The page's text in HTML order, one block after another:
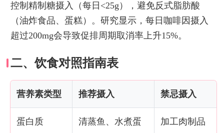
控制精制糖摄入（每日<25g），避免反式脂肪酸
（油炸食品、蛋糕）。研究显示，每日咖啡因摄入
超过200mg会导致促排周期取消率上升15%。
二、饮食对照指南表
营养素类型 推荐摄入 禁忌摄入
蛋白质 清蒸鱼、水煮蛋 加工肉制品